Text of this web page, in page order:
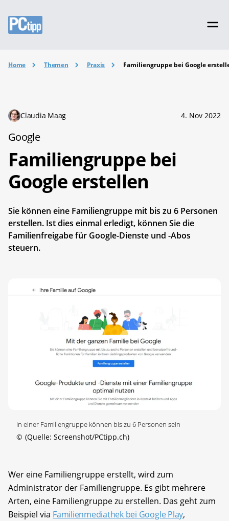
Home Themen Praxis Familiengruppe bei Google
Claudia Maag 4. Nov 2022
Google
Familiengruppe bei
Google erstellen
Sie können eine Familiengruppe mit bis zu 6 Personen
erstellen. Ist dies einmal erledigt, können Sie die
Familienfreigabe für Google-Dienste und -Abos
steuern.
In einer Familiengruppe können bis zu 6 Personen sein
© (Quelle: Screenshot/PCtipp.ch)
Wer eine Familiengruppe erstellt, wird zum
Administrator der Familiengruppe. Es gibt mehrere
Arten, eine Familiengruppe zu erstellen. Das geht zum
Beispiel via Familienmediathek bei Google Play,